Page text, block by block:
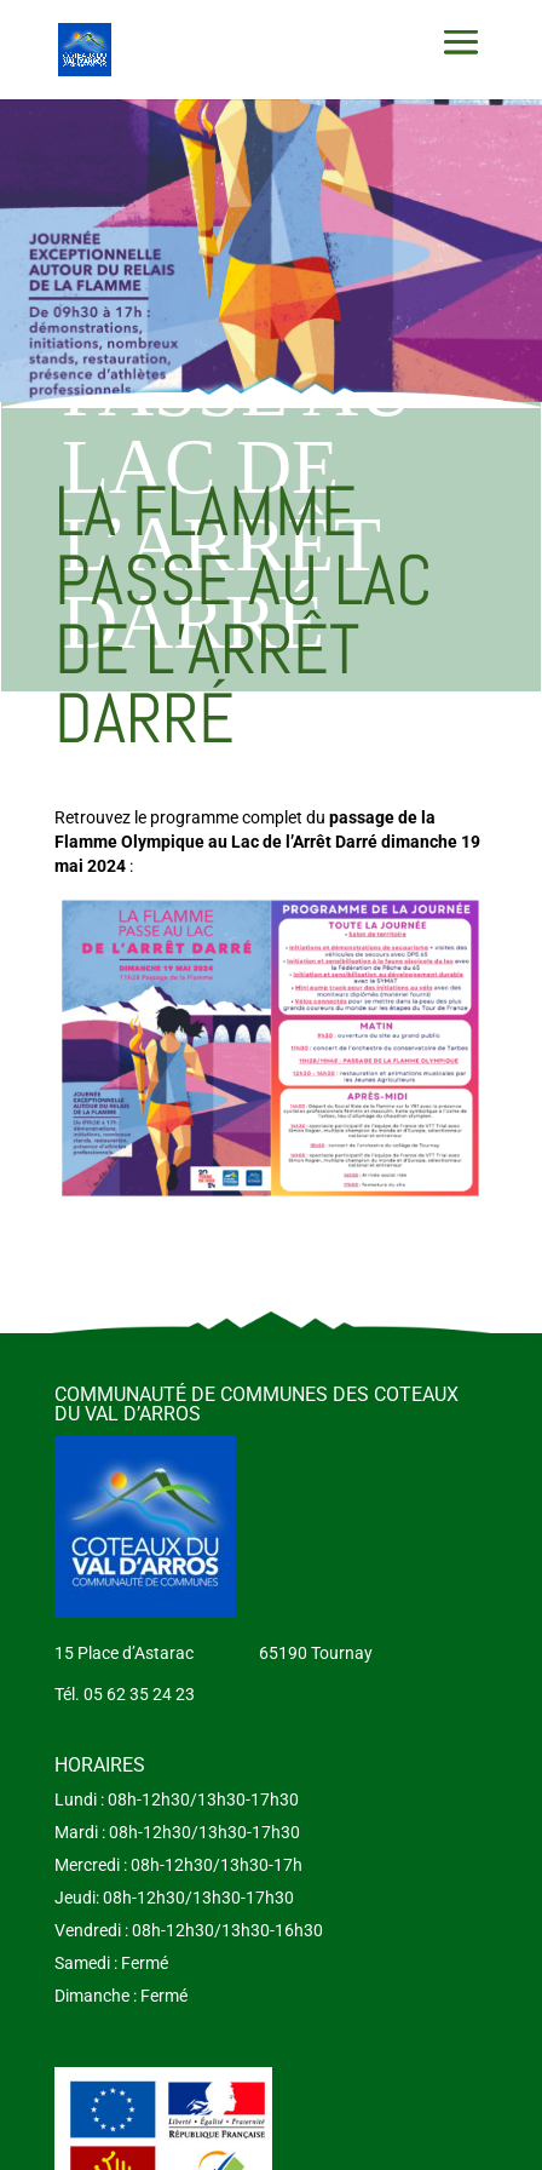
LA
FLAMME
PASSE AU
LAC DE
L’ARRÊT
DARRÉ
LA FLAMME
PASSE AU LAC
DE L’ARRÊT
DARRÉ
Retrouvez le programme complet du passage de la
Flamme Olympique au Lac de l’Arrêt Darré dimanche 19
mai 2024:
COMMUNAUTÉ DE COMMUNES DES COTEAUX
DU VAL D’ARROS
15 Place d’Astarac 65190 Tournay
Tél. 05 62 35 24 23
HORAIRES
Lundi : 08h-12h30/13h30-17h30
Mardi : 08h-12h30/13h30-17h30
Mercredi : 08h-12h30/13h30-17h
Jeudi: 08h-12h30/13h30-17h30
Vendredi : 08h-12h30/13h30-16h30
Samedi : Fermé
Dimanche : Fermé